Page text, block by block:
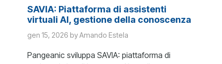
SAVIA: Piattaforma di assistenti
virtuali AI, gestione della conoscenza
gen 15, 2026 by Amando Estela
Pangeanic sviluppa SAVIA: piattaforma di